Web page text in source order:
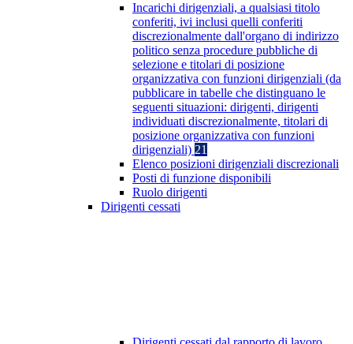
Incarichi dirigenziali, a qualsiasi titolo
conferiti, ivi inclusi quelli conferiti
discrezionalmente dall'organo di indirizzo
politico senza procedure pubbliche di
selezione e titolari di posizione
organizzativa con funzioni dirigenziali (da
pubblicare in tabelle che distinguano le
seguenti situazioni: dirigenti, dirigenti
individuati discrezionalmente, titolari di
posizione organizzativa con funzioni
dirigenziali) 21
Elenco posizioni dirigenziali discrezionali
Posti di funzione disponibili
Ruolo dirigenti
Dirigenti cessati